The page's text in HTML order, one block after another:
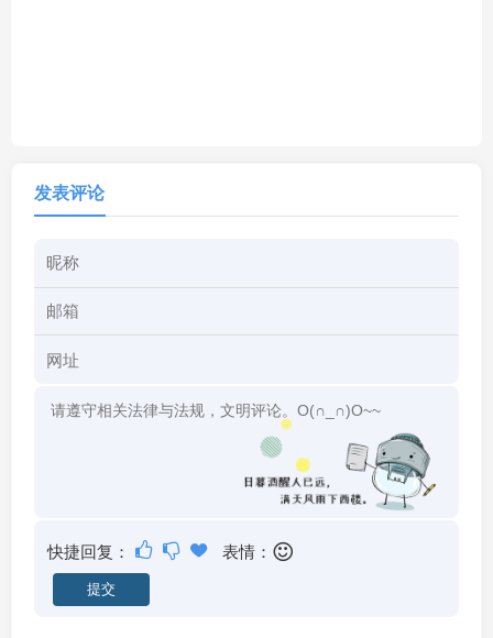
发表评论
快捷回复： 表情：